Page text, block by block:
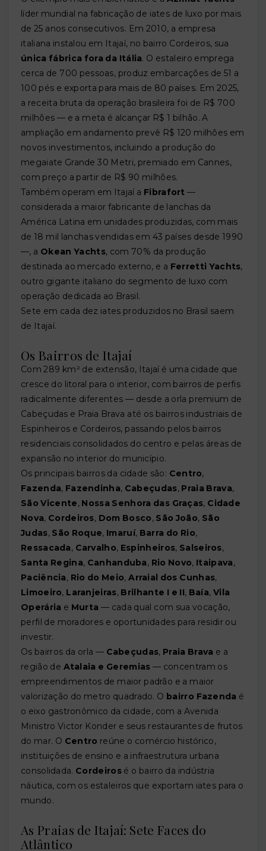
líder mundial na fabricação de iates de luxo por mais
de 25 anos consecutivos. Em 2010, a empresa
italiana instalou em Itajaí, no bairro Cordeiros, sua
única fábrica fora da Itália. O estaleiro emprega
cerca de 700 pessoas, produz embarcações de 51 a
100 pés e exporta para mais de 80 países. Em 2025,
a receita bruta da operação brasileira foi de R$ 700
milhões — e a meta é alcançar R$ 1 bilhão. A
ampliação em andamento prevê R$ 120 milhões em
novos investimentos, incluindo a produção do
megaiate Grande 30 Metri, premiado em Cannes,
com preço a partir de R$ 90 milhões.
Também operam em Itajaí a Fibrafort —
considerada a maior fabricante de lanchas da
América Latina em unidades produzidas, com mais
de 18 mil lanchas vendidas em 43 países desde 1990
—, a Okean Yachts, com 70% da produção
destinada ao mercado externo, e a Ferretti Yachts,
outro gigante italiano do segmento de luxo com
operação dedicada ao Brasil.
Sete em cada dez iates produzidos no Brasil saem
de Itajaí.
Os Bairros de Itajaí
Com 289 km² de extensão, Itajaí é uma cidade que
cresce do litoral para o interior, com bairros de perfis
radicalmente diferentes — desde a orla premium de
Cabeçudas e Praia Brava até os bairros industriais de
Espinheiros e Cordeiros, passando pelos bairros
residenciais consolidados do centro e pelas áreas de
expansão no interior do município.
Os principais bairros da cidade são: Centro,
Fazenda, Fazendinha, Cabeçudas, Praia Brava,
São Vicente, Nossa Senhora das Graças, Cidade
Nova, Cordeiros, Dom Bosco, São João, São
Judas, São Roque, Imaruí, Barra do Rio,
Ressacada, Carvalho, Espinheiros, Salseiros,
Santa Regina, Canhanduba, Rio Novo, Itaipava,
Paciência, Rio do Meio,Arraial dos Cunhas,
Limoeiro, Laranjeiras, Brilhante I e II, Baía, Vila
Operária e Murta — cada qual com sua vocação,
perfil de moradores e oportunidades para residir ou
investir.
Os bairros da orla — Cabeçudas, Praia Brava e a
região de Atalaia e Geremias — concentram os
empreendimentos de maior padrão e a maior
valorização do metro quadrado. O bairro Fazenda é
o eixo gastronômico da cidade, com a Avenida
Ministro Victor Konder e seus restaurantes de frutos
do mar. O Centro reúne o comércio histórico,
instituições de ensino e a infraestrutura urbana
consolidada. Cordeirosé o bairro da indústria
náutica, com os estaleiros que exportam iates para o
mundo.
As Praias de Itajaí: Sete Faces do
Atlântico